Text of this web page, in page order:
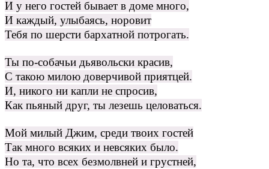
И у него гостей бывает в доме много,
И каждый, улыбаясь, норовит
Тебя по шерсти бархатной потрогать.
Ты по-собачьи дьявольски красив,
С такою милою доверчивой приятцей.
И, никого ни капли не спросив,
Как пьяный друг, ты лезешь целоваться.
Мой милый Джим, среди твоих гостей
Так много всяких и невсяких было.
Но та, что всех безмолвней и грустней,